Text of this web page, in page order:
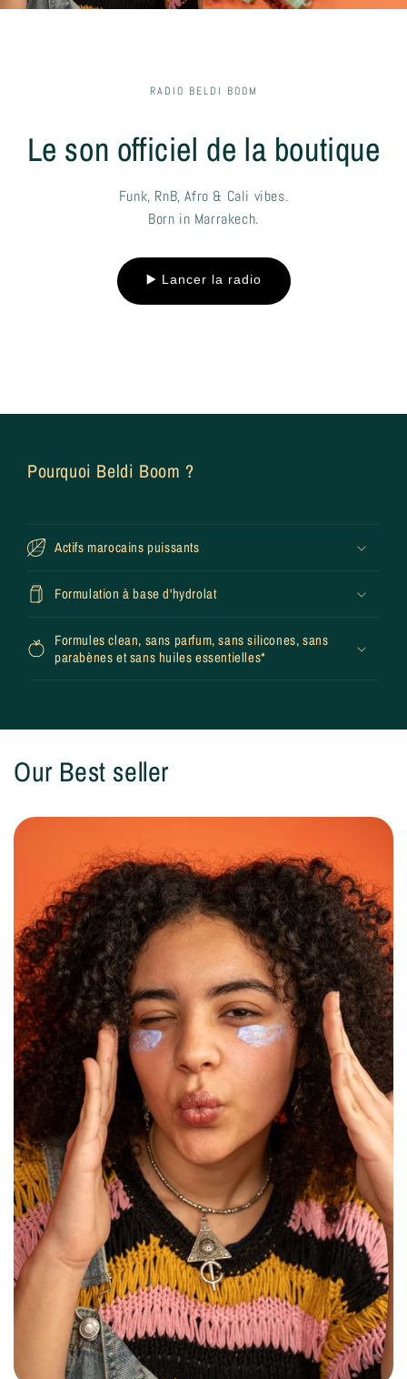
RADIO BELDI BOOM
Le son officiel de la boutique
Funk, RnB, Afro & Cali vibes.
Born in Marrakech.
▶️ Lancer la radio
Pourquoi Beldi Boom ?
Actifs marocains puissants
Formulation à base d'hydrolat
Formules clean, sans parfum, sans silicones, sans
parabènes et sans huiles essentielles*
Our Best seller